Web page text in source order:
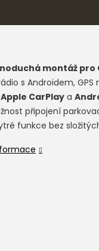
montáž pro
s Androidem,
Apple CarPlay a
připojení
funkce bez